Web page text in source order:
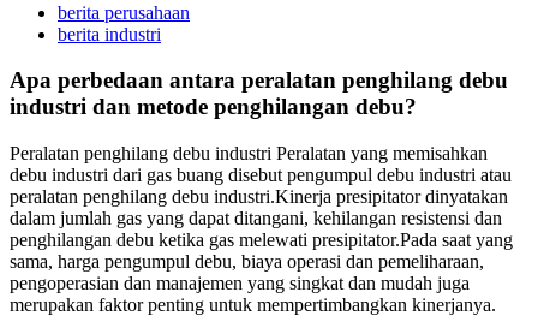
berita perusahaan
berita industri
Apa perbedaan antara peralatan penghilang debu
industri dan metode penghilangan debu?
Peralatan penghilang debu industri Peralatan yang memisahkan
debu industri dari gas buang disebut pengumpul debu industri atau
peralatan penghilang debu industri.Kinerja presipitator dinyatakan
dalam jumlah gas yang dapat ditangani, kehilangan resistensi dan
penghilangan debu ketika gas melewati presipitator.Pada saat yang
sama, harga pengumpul debu, biaya operasi dan pemeliharaan,
pengoperasian dan manajemen yang singkat dan mudah juga
merupakan faktor penting untuk mempertimbangkan kinerjanya.